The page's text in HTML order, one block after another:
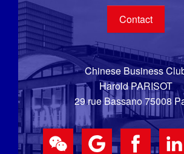
Contact
Chinese Business
Harold PARISOT
29 rue Bassano 75008